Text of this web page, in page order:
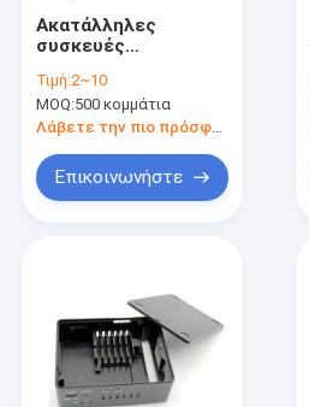
Ακατάλληλες
συσκευές
Τιμή:2~10
MOQ:500 κομμάτια
Λάβετε την πιο πρόσφατη τιμή
Επικοινωνήστε